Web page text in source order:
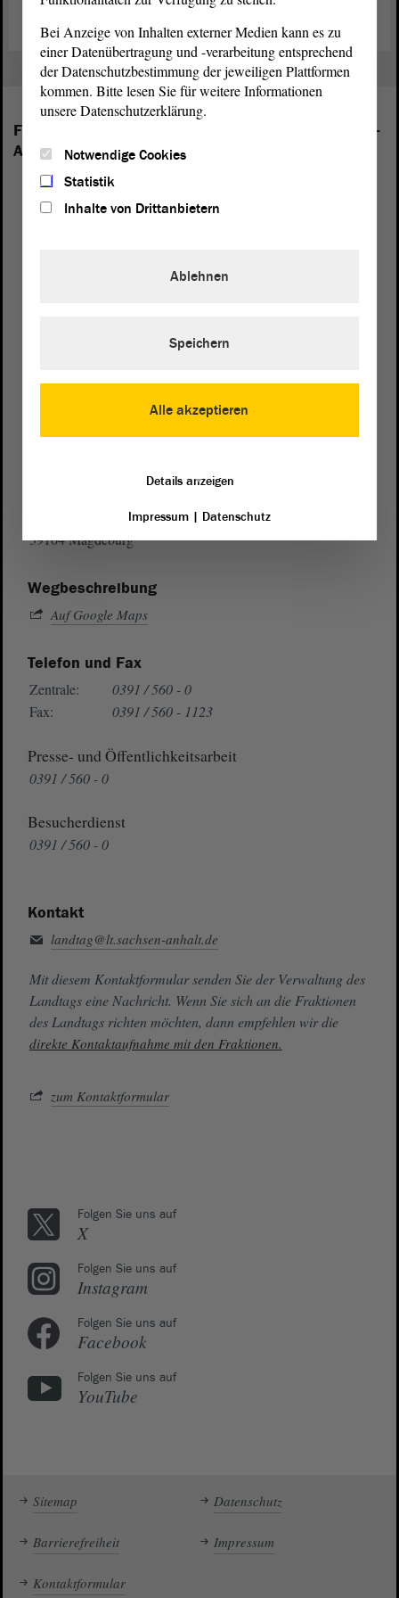
Folgende Fraktionen sind im Landtag von Sachsen-
Anhalt vertreten:
39104 Magdeburg
Wegbeschreibung
Auf Google Maps
Telefon und Fax
Zentrale:
0391 / 560 - 0
Fax:
0391 / 560 - 1123
Presse- und Öffentlichkeitsarbeit
0391 / 560 - 0
Besucherdienst
0391 / 560 - 0
Kontakt
landtag@lt.sachsen-anhalt.de
Mit diesem Kontaktformular senden Sie der Verwaltung des
Landtags eine Nachricht. Wenn Sie sich an die Fraktionen
des Landtags richten möchten, dann empfehlen wir die
direkte Kontaktaufnahme mit den Fraktionen.
zum Kontaktformular
Folgen Sie uns auf
X
Folgen Sie uns auf
Instagram
Folgen Sie uns auf
Facebook
Folgen Sie uns auf
YouTube
Sitemap Datenschutz
Barrierefreiheit Impressum
Kontaktformular
Bei Anzeige von Inhalten externer Medien kann es zu
einer Datenübertragung und -verarbeitung entsprechend
der Datenschutzbestimmung der jeweiligen Plattformen
kommen. Bitte lesen Sie für weitere Informationen
unsere Datenschutzerklärung.
Notwendige Cookies
Statistik
Inhalte von Drittanbietern
Alle akzeptieren
Ablehnen
Speichern
Details anzeigen
Impressum| Datenschutz